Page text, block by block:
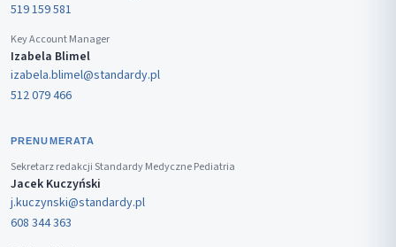
519 159 581
Key Account Manager
Izabela Blimel
izabela.blimel@standardy.pl
512 079 466
PRENUMERATA
Sekretarz redakcji Standardy Medyczne Pediatria
Jacek Kuczyński
j.kuczynski@standardy.pl
608 344 363